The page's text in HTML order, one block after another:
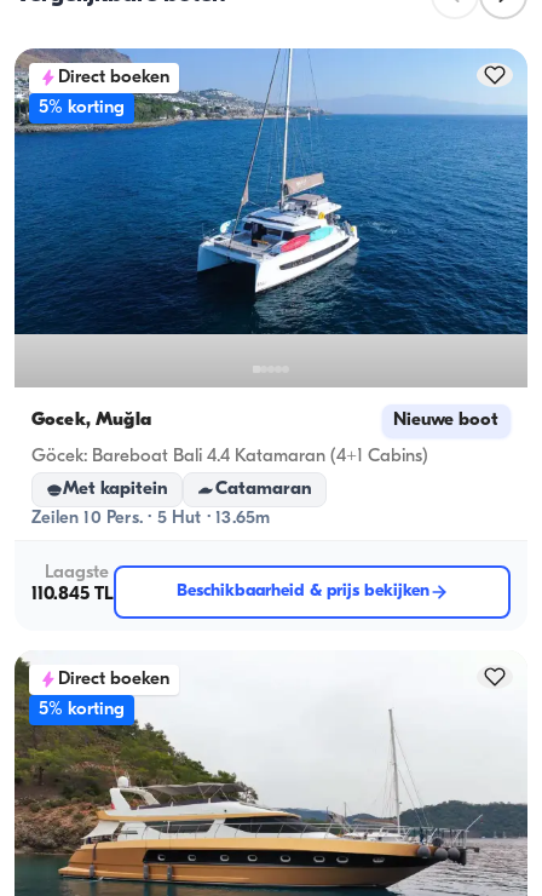
vaartcapaciteit.
Direct boeken
5% korting
Gocek, Muğla Nieuwe boot
Göcek: Bareboat Bali 4.4 Katamaran (4+1 Cabins)
Met kapitein
Catamaran
Zeilen 10 Pers. · 5 Hut · 13.65m
Laagste
110.845 TL
Beschikbaarheid & prijs bekijken
Direct boeken
5% korting